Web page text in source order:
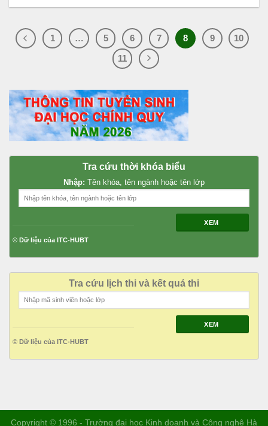
1 … 5 6 7 8 9
10
11
Tra cứu thời khóa biểu
Nhập: Tên khóa, tên ngành hoặc tên lớp
XEM
© Dữ liệu của ITC-HUBT
Tra cứu lịch thi và kết quả thi
XEM
© Dữ liệu của ITC-HUBT
Copyright © 1996 - Trường đại học Kinh doanh và Công nghệ Hà